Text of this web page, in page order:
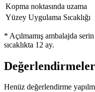
Kopma noktasında uzama
Yüzey Uygulama Sıcaklığı
* Açılmamış ambalajda
sıcaklıkta 12 ay.
Değerlendirmeler
Henüz değerlendirme